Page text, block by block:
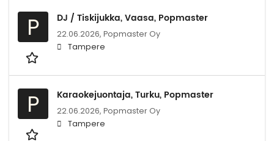
P DJ / Tiskijukka, Vaasa, Popmaster
22.06.2026, Popmaster Oy
Tampere
P Karaokejuontaja, Turku, Popmaster
22.06.2026, Popmaster Oy
Tampere